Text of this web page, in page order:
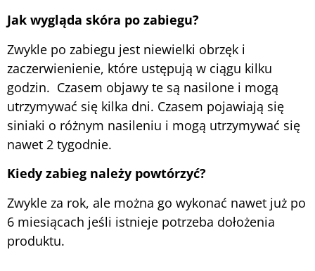
Jak wygląda skóra po zabiegu?
Zwykle po zabiegu jest niewielki obrzęk i
zaczerwienienie, które ustępują w ciągu kilku
godzin. Czasem objawy te są nasilone i mogą
utrzymywać się kilka dni. Czasem pojawiają się
siniaki o różnym nasileniu i mogą utrzymywać się
nawet 2 tygodnie.
Kiedy zabieg należy powtórzyć?
Zwykle za rok, ale można go wykonać nawet już po
6 miesiącach jeśli istnieje potrzeba dołożenia
produktu.